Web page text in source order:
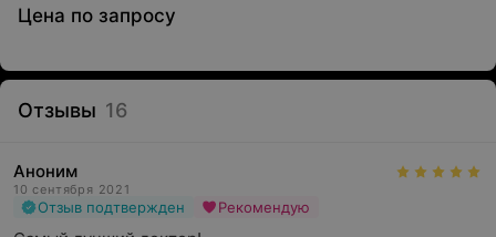
Цена по запросу
Отзывы 16
Аноним
10 сентября 2021
Отзыв подтвержден Рекомендую